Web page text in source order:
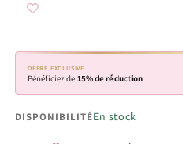
OFFRE EXCLUSIVE
Bénéficiez de 15% de réduction
DISPONIBILITÉEn stock